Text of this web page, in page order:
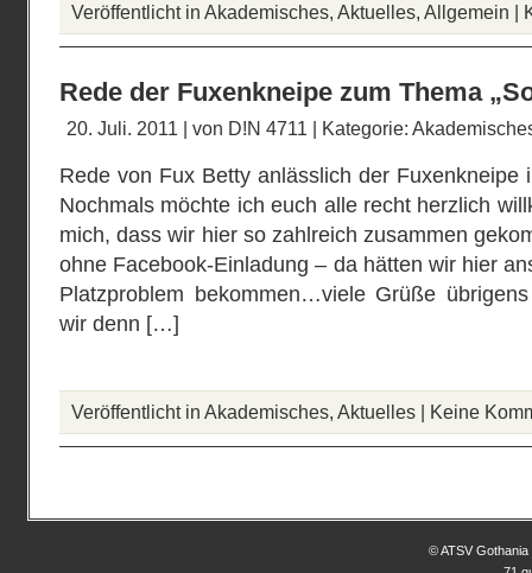
Veröffentlicht in Akademisches, Aktuelles, Allgemein |
Rede der Fuxenkneipe zum Thema
20. Juli. 2011 | von D!N 4711 | Kategorie:
Rede von Fux Betty anlässlich der Fuxenkneipe
Nochmals möchte ich euch alle recht herzlich
mich, dass wir hier so zahlreich zusammen
ohne Facebook-Einladung – da hätten wir hier
Platzproblem bekommen…viele Grüße
wir denn […]
Veröffentlicht in Akademisches, Aktuelles | Keine
© ATSV